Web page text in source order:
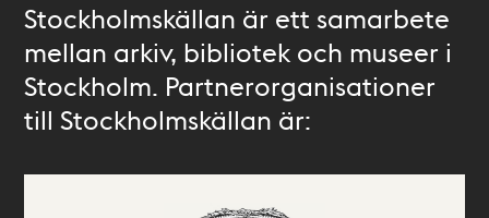
Stockholmskällan är ett samarbete
mellan arkiv, bibliotek och museer i
Stockholm. Partnerorganisationer
till Stockholmskällan är: